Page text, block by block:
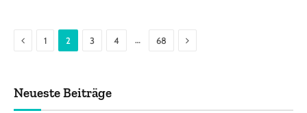
Previous
1 2 3 4 … 68 Next
Neueste Beiträge